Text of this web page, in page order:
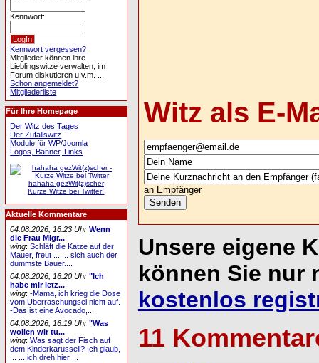
Witz als E-
an Empfänger
Unsere eigene
können Sie nur
kostenlos
11
Kennwort:
Kennwort vergessen?
Mitglieder können ihre
Lieblingswitze verwalten, im
Forum diskutieren u.v.m. ...
Schon angemeldet?
Mitgliederliste
Für Ihre Homepage
Der Witz des Tages
Der Zufallswitz
Module für WP/Joomla
Logos, Banner, Links
hahaha gezWit(z)scher
Kurze Witze bei Twitter!
Aktuelle Kommentare
04.08.2026, 16:23 Uhr Wenn
die Frau Migr...
wing:Schläft die Katze auf der
Mauer, freut ... ... sich auch der
dümmste Bauer....
04.08.2026, 16:20 Uhr "Ich
habe mir letz...
wing:-Mama, ich krieg die Dose
vom Überraschungsei nicht auf.
-Das ist eine Avocado,...
04.08.2026, 16:19 Uhr "Was
wollen wir tu...
wing:Was sagt der Fisch auf
dem Kinderkarussell? Ich glaub,
... ... ich dreh hier ...